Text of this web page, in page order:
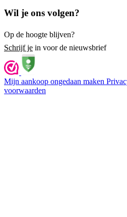
Wil je ons volgen?
Op de hoogte blijven?
Schrijf je in voor de nieuwsbrief
Mijn aankoop ongedaan maken
voorwaarden